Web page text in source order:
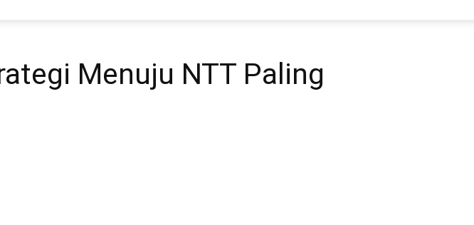
Menuju NTT Paling